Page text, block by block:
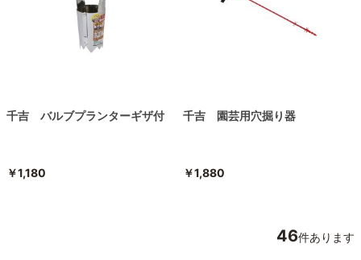
千吉 バルブプランターギザ付
￥1,180
千吉 園芸用穴掘り器
￥1,880
46件あります